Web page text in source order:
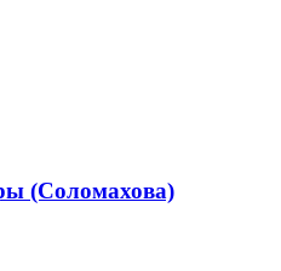
(Соломахова)